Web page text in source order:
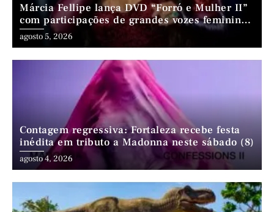
Márcia Fellipe lança DVD “Forró e Mulher II”
com participações de grandes vozes femininas
do forró
agosto 5, 2026
Contagem regressiva: Fortaleza recebe festa
inédita em tributo a Madonna neste sábado (8)
agosto 4, 2026